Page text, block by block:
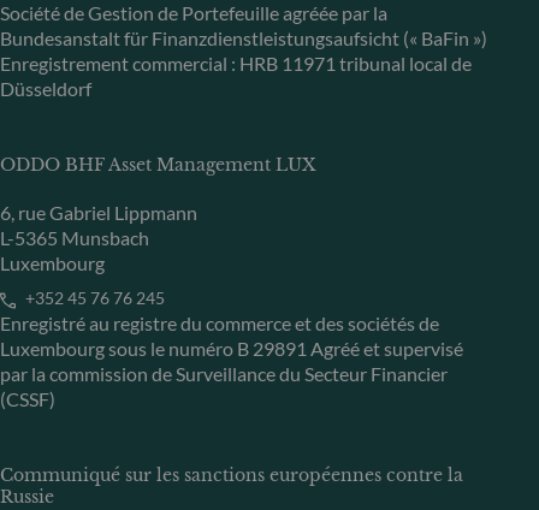
Société de Gestion de Portefeuille agréée par la
Bundesanstalt für Finanzdienstleistungsaufsicht (« BaFin »)
Enregistrement commercial : HRB 11971 tribunal local de
Düsseldorf
ODDO BHF Asset Management LUX
6, rue Gabriel Lippmann
L-5365 Munsbach
Luxembourg
+352 45 76 76 245
Enregistré au registre du commerce et des sociétés de
Luxembourg sous le numéro B 29891 Agréé et supervisé
par la commission de Surveillance du Secteur Financier
(CSSF)
Communiqué sur les sanctions européennes contre la
Russie